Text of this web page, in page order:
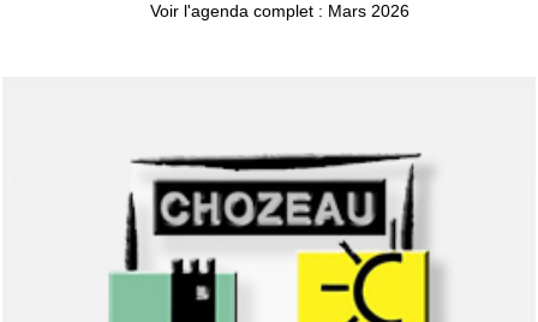
Voir l'agenda complet : Mars 2026